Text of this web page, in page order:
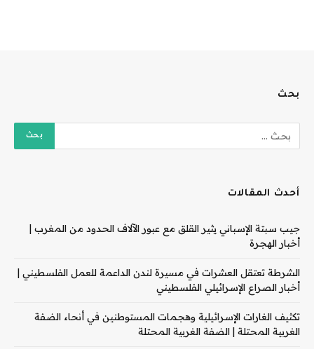
بحث
أحدث المقالات
جيب سبتة الإسباني يثير القلق مع عبور الآلاف الحدود من المغرب |
أخبار الهجرة
الشرطة تعتقل العشرات في مسيرة لندن الداعمة للعمل الفلسطيني |
أخبار الصراع الإسرائيلي الفلسطيني
تكثيف الغارات الإسرائيلية وهجمات المستوطنين في أنحاء الضفة
الغربية المحتلة | الضفة الغربية المحتلة